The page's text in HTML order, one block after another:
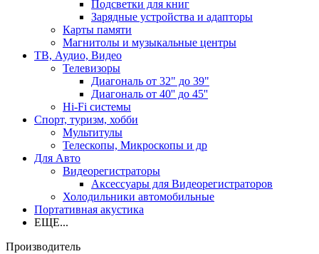
Подсветки для книг
Зарядные устройства и адапторы
Карты памяти
Магнитолы и музыкальные центры
ТВ, Аудио, Видео
Телевизоры
Диагональ от 32" до 39"
Диагональ от 40'' до 45''
Hi-Fi системы
Спорт, туризм, хобби
Мультитулы
Телескопы, Микроскопы и др
Для Авто
Видеорегистраторы
Аксессуары для Видеорегистраторов
Холодильники автомобильные
Портативная акустика
ЕЩЕ...
Производитель